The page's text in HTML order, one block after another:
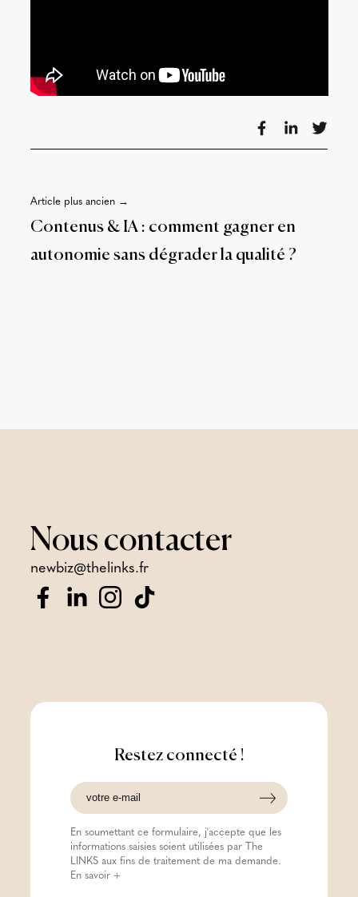
Article plus ancien →
Contenus & IA : comment gagner en
autonomie sans dégrader la qualité ?
Nous contacter
newbiz@thelinks.fr
Restez connecté !
En soumettant ce formulaire, j'accepte que les
informations saisies soient utilisées par The
LINKS aux fins de traitement de ma demande.
En savoir +